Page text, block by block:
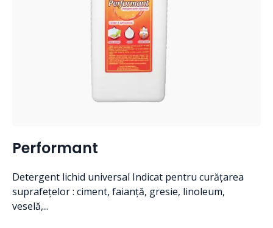
Performant
Detergent lichid universal Indicat pentru curățarea
suprafețelor : ciment, faianță, gresie, linoleum,
veselă,...